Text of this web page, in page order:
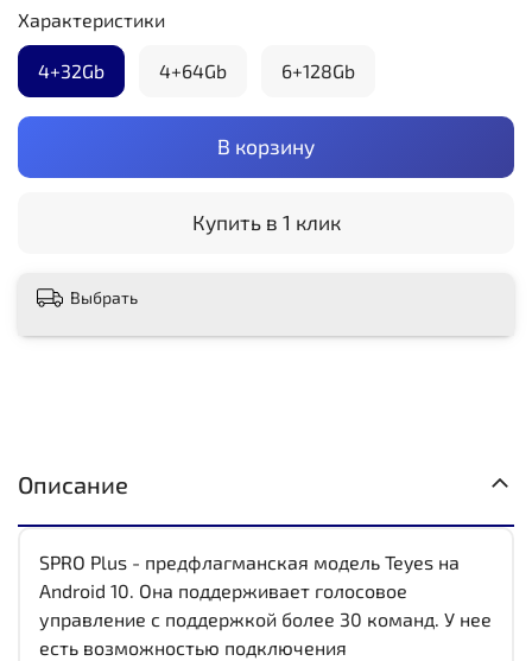
В корзину
Купить в 1 клик
Характеристики
4+32Gb 4+64Gb 6+128Gb
Выбрать
Описание
SPRO Plus - предфлагманская модель Teyes на
Android 10. Она поддерживает голосовое
управление с поддержкой более 30 команд. У нее
есть возможностью подключения